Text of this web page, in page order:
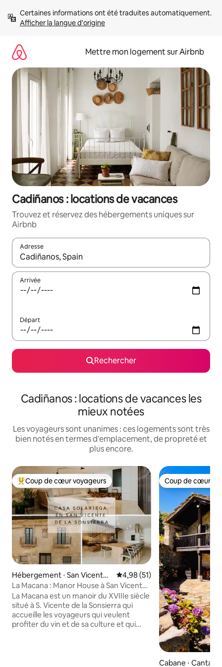
directement
Afficher la langue d'origine
Mettre mon logement sur Airbnb
Cadiñanos : locations de vacances
Trouvez et réservez des hébergements uniques sur
Airbnb
Adresse
Lorsque les résultats s'affichent, utilisez les flèches vers le
Arrivée
Départ
Rechercher
Cadiñanos : locations de vacances les
mieux notées
Les voyageurs sont unanimes : ces logements sont très
bien notés en termes d'emplacement, de propreté et
plus encore.
Coups de cœur voyageurs les plus appréciés
Coup de cœur voyageurs
Hébergement ⋅ San Vicente
de la Sonsierra
Évaluation moyenne sur la
4,98 (51)
La Macana : Manor House à San Vicente
Sonsierra
La Macana est un manoir du XVIIIe siècle
situé à S. Vicente de la Sonsierra qui
accueille les voyageurs qui veulent
profiter du vin et de sa culture et qui
Coup de cœur
Coup de cœur
Cabane ⋅